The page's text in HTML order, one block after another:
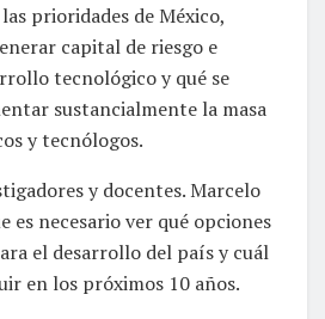
prioridades de México,
capital de riesgo e
tecnológico y qué se
sustancialmente la masa
y tecnólogos.
y docentes. Marcelo
es necesario ver qué opciones
el desarrollo del país y cuál
en los próximos 10 años.